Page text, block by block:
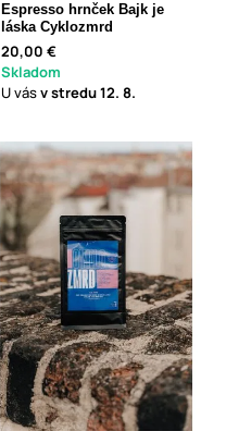
Espresso hrnček Bajk je
láska Cyklozmrd
20,00 €
Skladom
U vásv stredu12. 8.